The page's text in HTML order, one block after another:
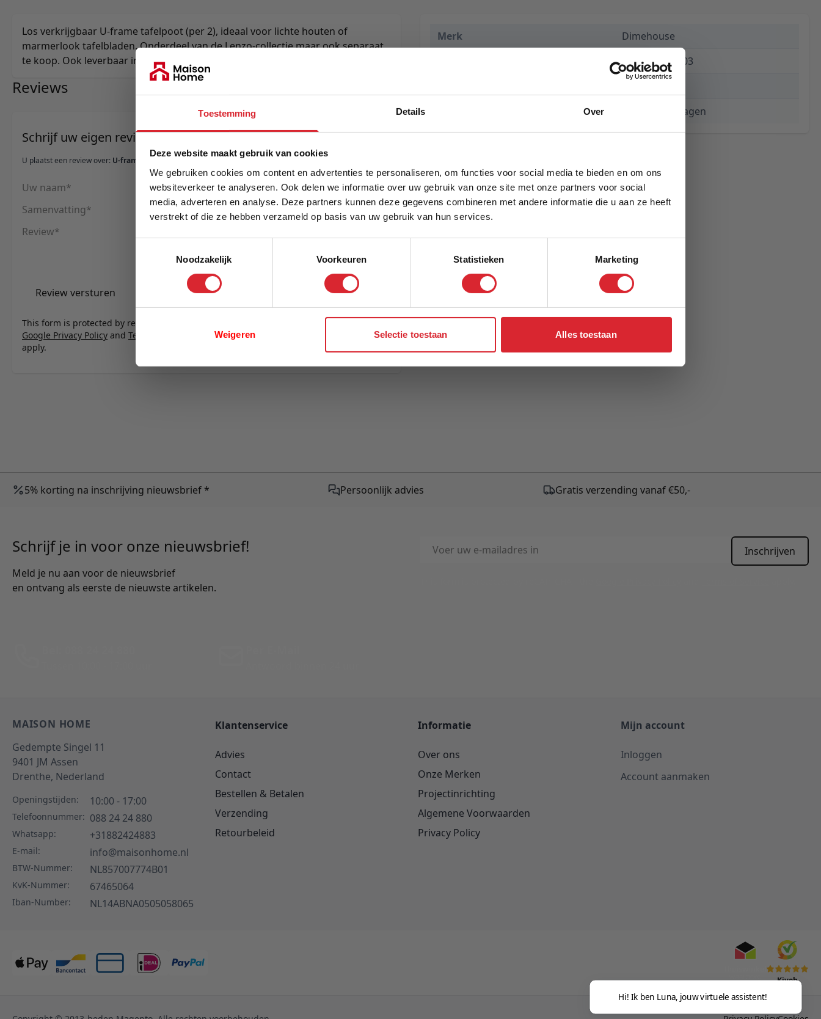
Toestemming Details Over
Deze website maakt gebruik van cookies
We gebruiken cookies om content en advertenties te personaliseren, om functies voor social media te bieden en om ons
websiteverkeer te analyseren. Ook delen we informatie over uw gebruik van onze site met onze partners voor social
media, adverteren en analyse. Deze partners kunnen deze gegevens combineren met andere informatie die u aan ze heeft
verstrekt of die ze hebben verzameld op basis van uw gebruik van hun services.
Noodzakelijk
Voorkeuren Statistieken Marketing
Weigeren Selectie toestaan Alles toestaan
Los verkrijgbaar U-frame tafelpoot (per 2), ideaal voor lichte houten of
marmerlook tafelbladen. Onderdeel van de Lenzo-collectie maar ook separaat
te koop. Ook leverbaar in zwart; alternatief: X-poot in zwart of wit.
Reviews
Schrijf uw eigen review
U plaatst een review over: U-frame zwart
Uw naam
Samenvatting
Review
Review versturen
This form is protected by reCAPTCHA - the
Google Privacy Policy and Terms of Service
apply.
Merk
Dimehouse
8720239840803
3 tot 5 werkdagen
5% korting na inschrijving nieuwsbrief * Persoonlijk advies Gratis verzending vanaf €50,-
Schrijf je in voor onze nieuwsbrief!
Meld je nu aan voor de nieuwsbrief
en ontvang als eerste de nieuwste artikelen.
E-mailadres
Inschrijven
MAISON HOME
Gedempte Singel 11
9401 JM Assen
Drenthe, Nederland
Openingstijden: 10:00 - 17:00
Telefoonnummer: 088 24 24 880
Whatsapp: +31882424883
E-mail: info@maisonhome.nl
BTW-Nummer: NL857007774B01
KvK-Nummer: 67465064
Iban-Number: NL14ABNA0505058065
Klantenservice
Advies
Contact
Bestellen & Betalen
Verzending
Retourbeleid
Informatie
Over ons
Onze Merken
Projectinrichting
Algemene Voorwaarden
Privacy Policy
Mijn account
Inloggen
Account aanmaken
Kiyoh
Hi! Ik ben Luna, jouw virtuele assistent!
5% Korting
Schrijf je in en ontvang direct een kortingscode